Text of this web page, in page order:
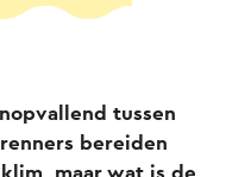
tussen
bereiden
maar wat is de